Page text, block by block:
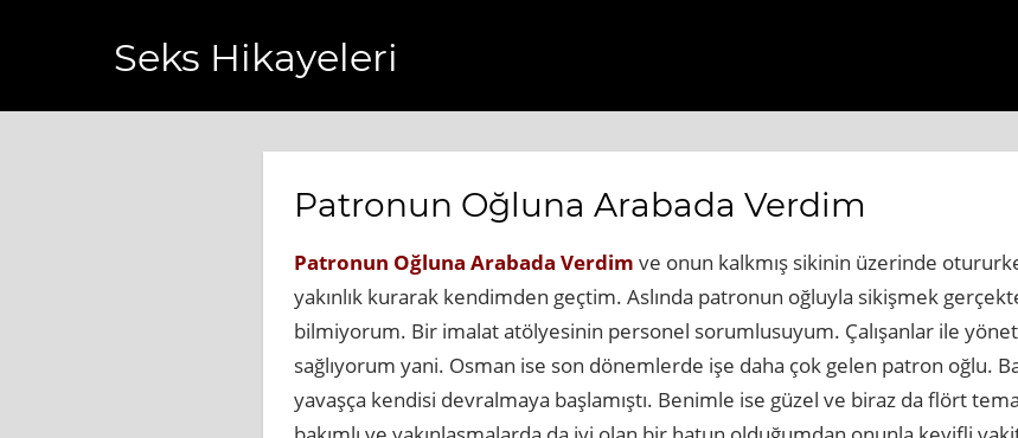
Seks Hikayeleri
Patronun Oğluna Arabada Verdim
Patronun Oğluna Arabada Verdim ve onun kalkmış sikinin üzerinde
yakınlık kurarak kendimden geçtim. Aslında patronun oğluyla sikişmek
bilmiyorum. Bir imalat atölyesinin personel sorumlusuyum. Çalışanlar ile
sağlıyorum yani. Osman ise son dönemlerde işe daha çok gelen patron oğlu.
yavaşça kendisi devralmaya başlamıştı. Benimle ise güzel ve biraz da flört